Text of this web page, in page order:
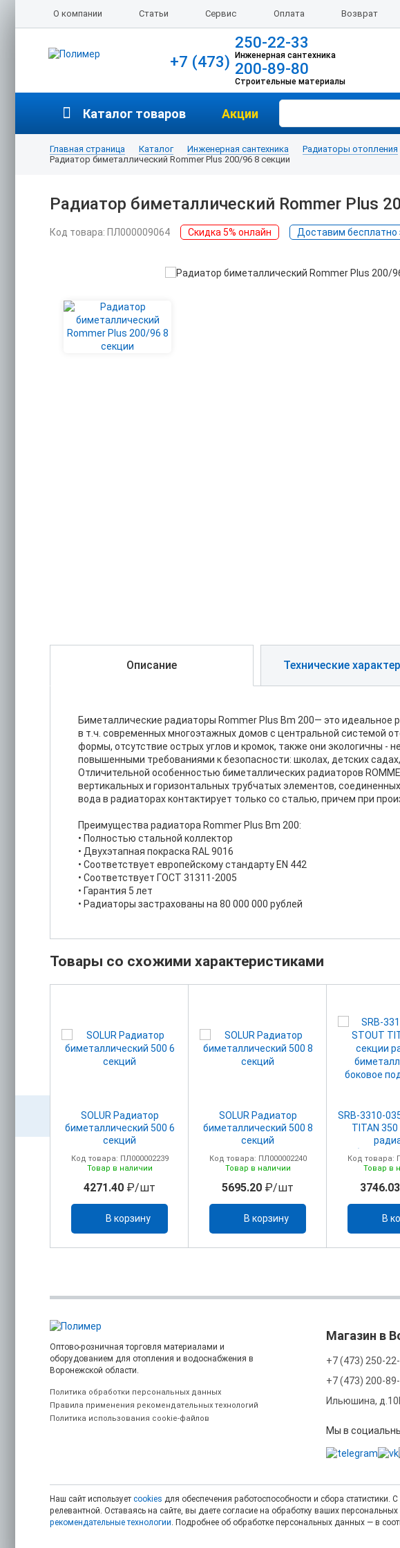
О компании Статьи Сервис Оплата Возврат
+7 (473)
250-22-33
Инженерная сантехника
200-89-80
Строительные материалы
Каталог товаров Акции
Главная страница Каталог Инженерная сантехника Радиаторы отопления
Радиатор биметаллический Rommer Plus 200/96 8 секции
Радиатор биметаллический Rommer Plus
Код товара: ПЛ000009064 Скидка 5% онлайн Доставим бесплатно
Описание Технические
Биметаллические радиаторы Rommer Plus Bm 200— это идеальное
в т.ч. современных многоэтажных домов с центральной системой
формы, отсутствие острых углов и кромок, также они экологичны
повышенными требованиями к безопасности: школах, детских
Отличительной особенностью биметаллических радиаторов
вертикальных и горизонтальных трубчатых элементов,
вода в радиаторах контактирует только со сталью, причем при
Преимущества радиатора Rommer Plus Bm 200:
• Полностью стальной коллектор
• Двухэтапная покраска RAL 9016
• Соответствует европейскому стандарту ЕN 442
• Соответствует ГОСТ 31311-2005
• Гарантия 5 лет
• Радиаторы застрахованы на 80 000 000 рублей
Товары со схожими характеристиками
350 8
SOLUR Радиатор
биметаллический 500 6
секций
Код товара: ПЛ000002239
Товар в наличии
4271.40 ₽/шт
В корзину
SOLUR Радиатор
биметаллический 500 8
секций
Код товара: ПЛ000002240
Товар в наличии
5695.20 ₽/шт
В корзину
SRB-3310-
TITAN
боковое
Код товара:
Товар в
3746.03
В
Оптово-розничная торговля материалами и
оборудованием для отопления и водоснабжения в
Воронежской области.
Политика обработки персональных данных
Правила применения рекомендательных технологий
Политика использования cookie-файлов
Магазин в
+7 (473) 250-
+7 (473) 200-
Ильюшина,
Мы в
Наш сайт использует cookies для обеспечения работоспособности и сбора
релевантной. Оставаясь на сайте, вы даете согласие на обработку ваших
рекомендательные технологии . Подробнее об обработке персональных данных — в